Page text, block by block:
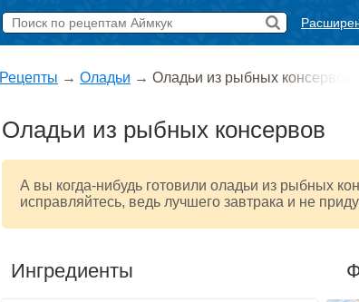
Рецепты → Оладьи → Оладьи из рыбных консервов
Оладьи из рыбных консервов
А вы когда-нибудь готовили оладьи из рыбных
исправляйтесь, ведь лучшего завтрака и не
Ингредиенты